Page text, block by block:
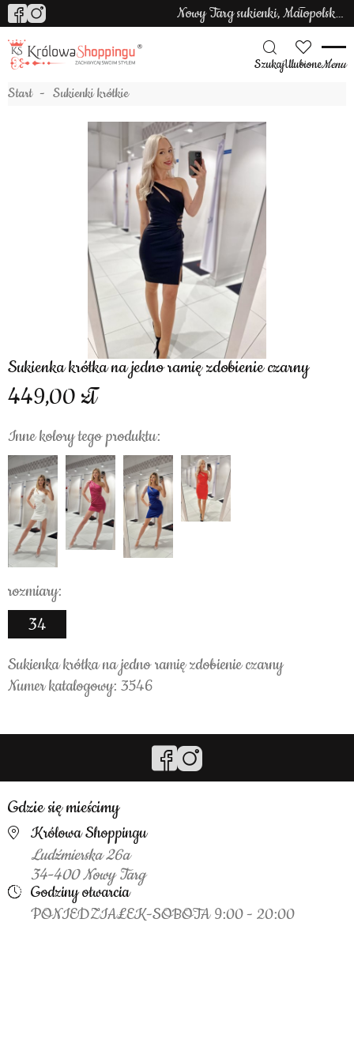
Nowy Targ sukienki, Małopolska sukienki
SzukajUlubioneMenu
Start Sukienki krótkie
Sukienka krótka na jedno ramię zdobienie czarny
449,00
Inne kolory tego produktu:
rozmiary:
34
Sukienka krótka na jedno ramię zdobienie czarny
Numer katalogowy: 3546
Gdzie się mieścimy
Królowa Shoppingu
Ludźmierska 26a
34-400 Nowy Targ
Godziny otwarcia
PONIEDZIAŁEK-SOBOTA 9:00 - 20:00